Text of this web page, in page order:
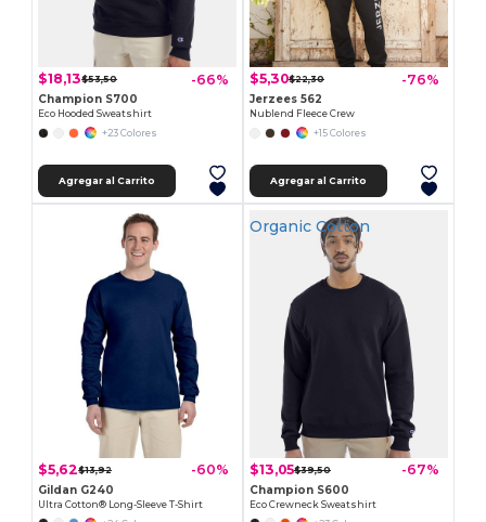
$18,13$53,50 -66%
Champion S700
Eco Hooded Sweatshirt
+23 Colores
Agregar al Carrito
$5,30$22,30 -76%
Jerzees 562
Nublend Fleece Crew
+15 Colores
Agregar al Carrito
$5,62$13,92 -60%
Gildan G240
Ultra Cotton® Long-Sleeve T-Shirt
Organic Cotton
$13,05$39,50 -67%
Champion S600
Eco Crewneck Sweatshirt